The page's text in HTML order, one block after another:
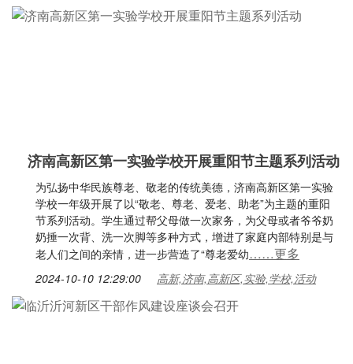
济南高新区第一实验学校开展重阳节主题系列活动
为弘扬中华民族尊老、敬老的传统美德，济南高新区第一实验
学校一年级开展了以“敬老、尊老、爱老、助老”为主题的重阳
节系列活动。学生通过帮父母做一次家务，为父母或者爷爷奶
奶捶一次背、洗一次脚等多种方式，增进了家庭内部特别是与
老人们之间的亲情，进一步营造了“尊老爱幼……更多
2024-10-10 12:29:00 高新,济南,高新区,实验,学校,活动